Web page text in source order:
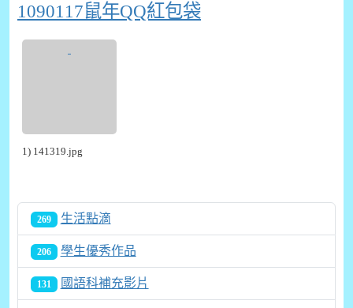
1090117鼠年QQ紅包袋
1) 141319.jpg
269 生活點滴
206 學生優秀作品
131 國語科補充影片